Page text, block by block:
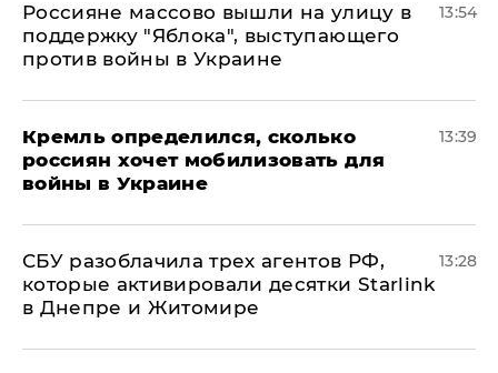
Россияне массово вышли на улицу в
поддержку "Яблока", выступающего
против войны в Украине
13:54
Кремль определился, сколько
россиян хочет мобилизовать для
войны в Украине
13:39
СБУ разоблачила трех агентов РФ,
которые активировали десятки Starlink
в Днепре и Житомире
13:28